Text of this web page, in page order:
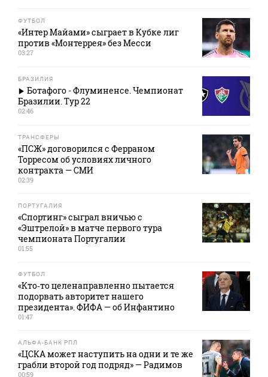
ФУТБОЛ
«Интер Майами» сыграет в Кубке лиг
против «Монтеррея» без Месси
03:27
БРАЗИЛИЯ
Ботафого - Флуминенсе. Чемпионат
Бразилии. Тур 22
02:46
ТРАНСФЕРЫ
«ПСЖ» договорился с Ферраном
Торресом об условиях личного
контракта — СМИ
02:39
ПОРТУГАЛИЯ
«Спортинг» сыграл вничью с
«Эштрелой» в матче первого тура
чемпионата Португалии
01:55
ФУТБОЛ
«Кто‑то целенаправленно пытается
подорвать авторитет нашего
президента». ФИФА — об Инфантино
01:47
АЛЬФА-БАНК РПЛ
«ЦСКА может наступить на одни и те же
грабли второй год подряд» — Радимов
00:59